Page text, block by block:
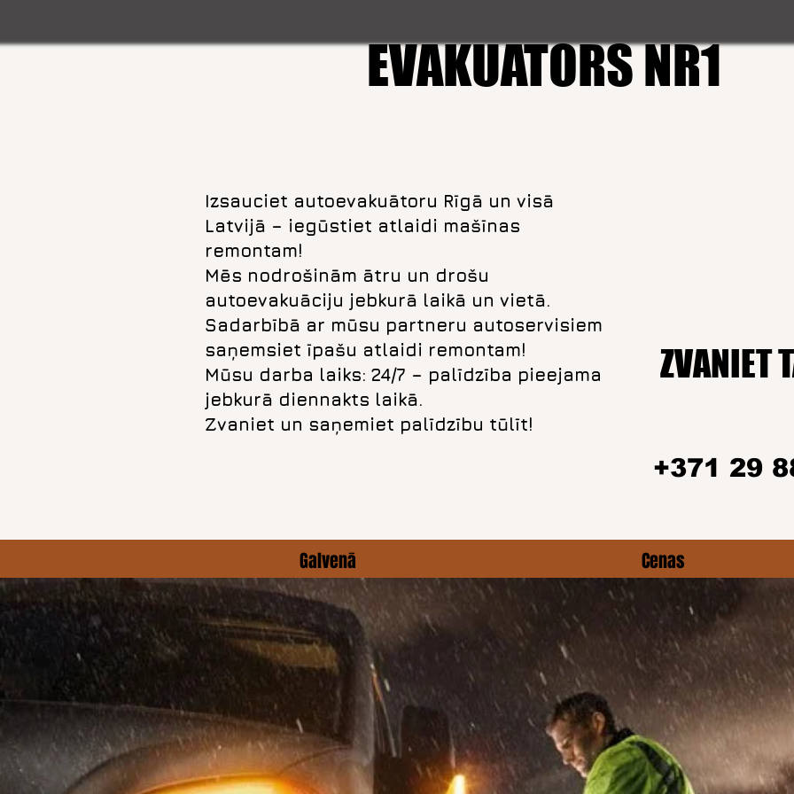
EVAKUATORS NR1
Izsauciet autoevakuātoru Rīgā un visā
Latvijā – iegūstiet atlaidi mašīnas
remontam!
Mēs nodrošinām ātru un drošu
autoevakuāciju jebkurā laikā un vietā.
Sadarbībā ar mūsu partneru autoservisiem
saņemsiet īpašu atlaidi remontam!
Mūsu darba laiks: 24/7 – palīdzība pieejama
jebkurā diennakts laikā.
Zvaniet un saņemiet palīdzību tūlīt!
ZVANIET
+371 29
Galvenā Cenas